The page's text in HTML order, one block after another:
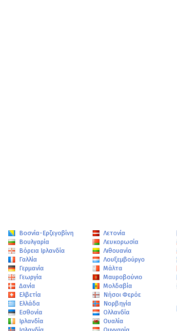
Βοσνία-Ερζεγοβίνη
Βουλγαρία
Βόρεια Ιρλανδία
Γαλλία
Γερμανία
Γεωργία
Δανία
Ελβετία
Ελλάδα
Εσθονία
Ιρλανδία
Λετονία
Λευκορωσία
Λιθουανία
Λουξεμβούργο
Μάλτα
Μαυροβούνιο
Μολδαβία
Νήσοι Φερόε
Νορβηγία
Ολλανδία
Ουαλία